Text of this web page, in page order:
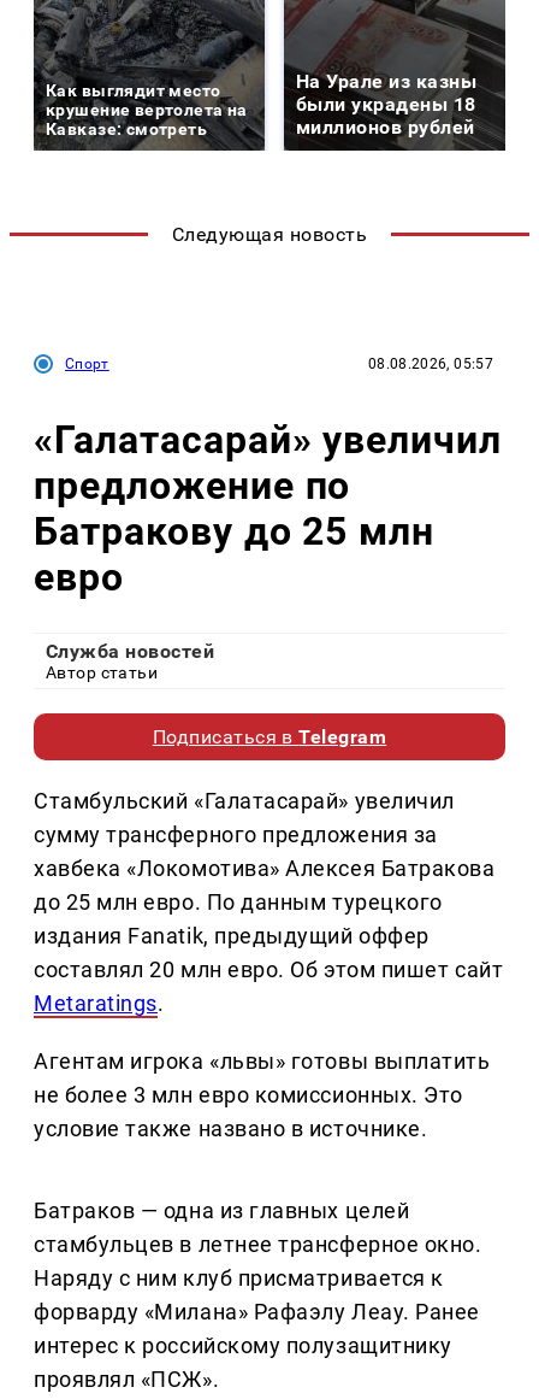
Как выглядит место
крушение вертолета на
Кавказе: смотреть
На Урале из казны
были украдены 18
миллионов рублей
Следующая новость
Спорт 08.08.2026, 05:57
«Галатасарай» увеличил
предложение по
Батракову до 25 млн
евро
Служба новостей
Автор статьи
Подписаться вTelegram
Стамбульский «Галатасарай» увеличил
сумму трансферного предложения за
хавбека «Локомотива» Алексея Батракова
до 25 млн евро. По данным турецкого
издания Fanatik, предыдущий оффер
составлял 20 млн евро. Об этом пишет сайт
Metaratings.
Агентам игрока «львы» готовы выплатить
не более 3 млн евро комиссионных. Это
условие также названо в источнике.
Батраков — одна из главных целей
стамбульцев в летнее трансферное окно.
Наряду с ним клуб присматривается к
форварду «Милана» Рафаэлу Леау. Ранее
интерес к российскому полузащитнику
проявлял «ПСЖ».